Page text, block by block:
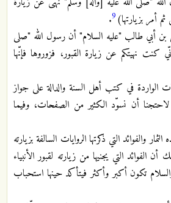
أمر بزيارتها)9
.
بن أبي طالب "عليه السلام" أن رسول الله "صلى
كنت نهيتكم عن زيارة القبور، فزوروها فإنّها
الواردة في كتب أهل السنة والدالة على جواز
لاحتجنا أن نسوّد الكثير من الصفحات، وفيما
والفوائد التي ذكرتها الروايات السالفة بزيارته
الفوائد التي يجنيها من زيارته لقبور الأنبياء
تكون أكبر وأكثر فيتأكد حينها استحباب